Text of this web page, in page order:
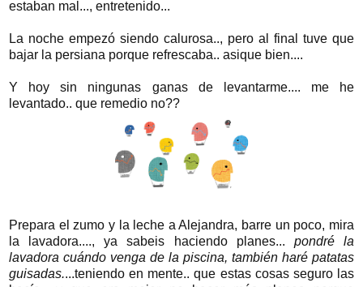
estaban mal..., entretenido...
La noche empezó siendo calurosa.., pero al final tuve que
bajar la persiana porque refrescaba.. asique bien....
Y hoy sin ningunas ganas de levantarme.... me he
levantado.. que remedio no??
Prepara el zumo y la leche a Alejandra, barre un poco, mira
la lavadora...., ya sabeis haciendo planes... pondré la
lavadora cuándo venga de la piscina, también haré patatas
guisadas....teniendo en mente.. que estas cosas seguro las